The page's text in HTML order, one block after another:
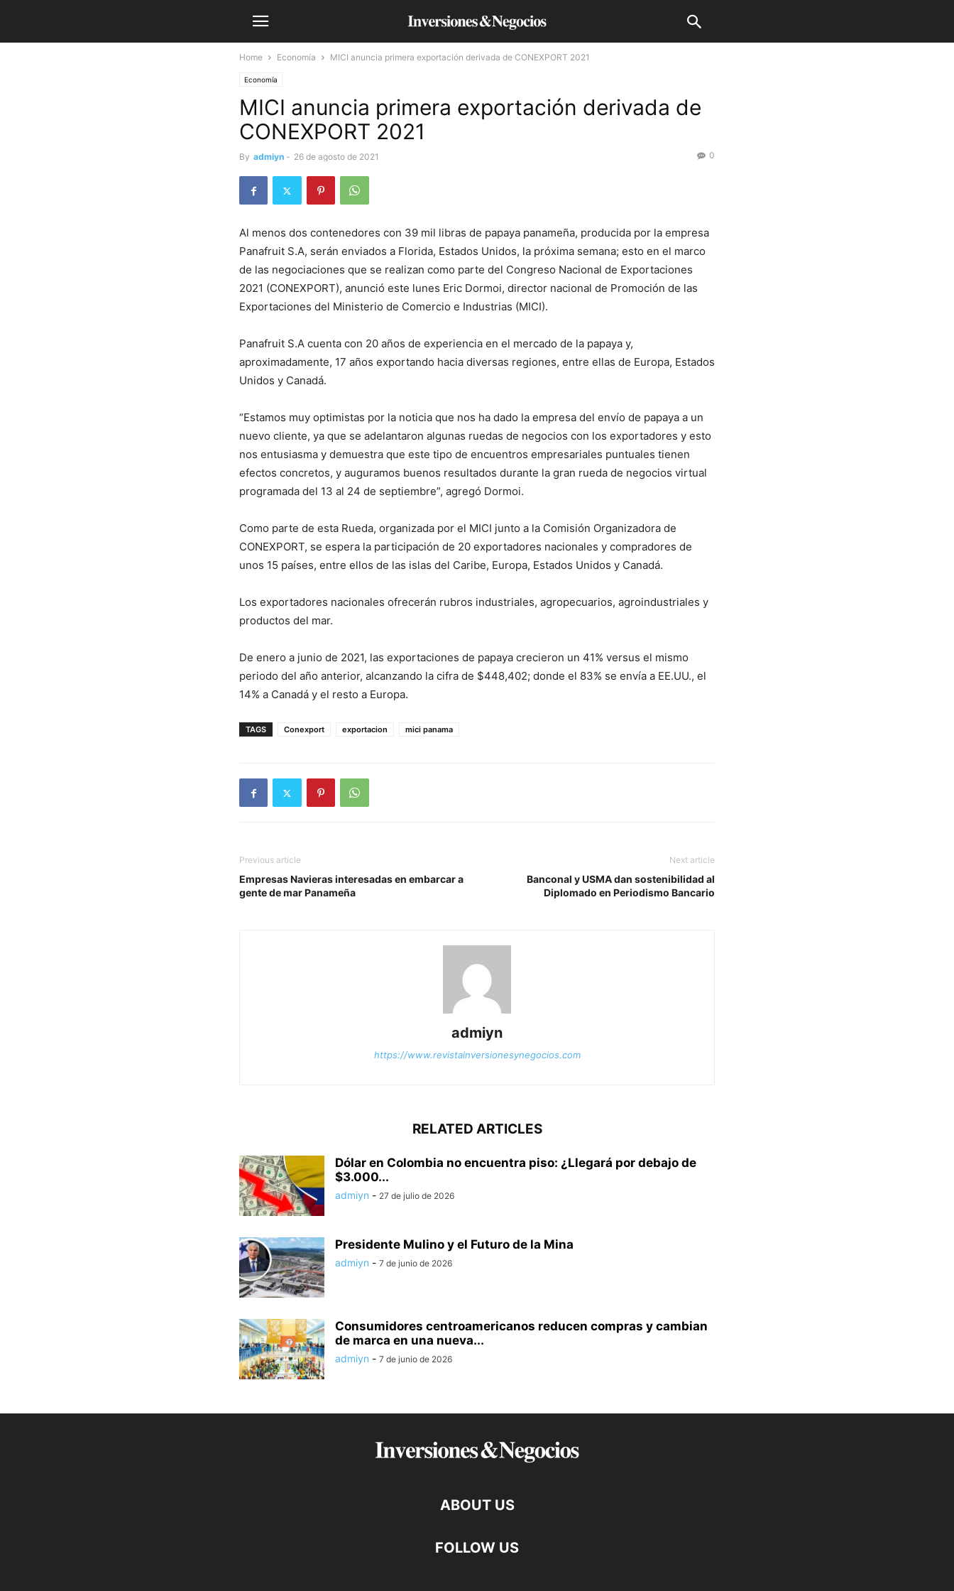
Home Economía MICI anuncia primera exportación derivada de CONEXPORT 2021
Economía
MICI anuncia primera exportación derivada de
CONEXPORT 2021
By admiyn - 26 de agosto de 2021 0
Al menos dos contenedores con 39 mil libras de papaya panameña, producida por la empresa
Panafruit S.A, serán enviados a Florida, Estados Unidos, la próxima semana; esto en el marco
de las negociaciones que se realizan como parte del Congreso Nacional de Exportaciones
2021 (CONEXPORT), anunció este lunes Eric Dormoi, director nacional de Promoción de las
Exportaciones del Ministerio de Comercio e Industrias (MICI).
Panafruit S.A cuenta con 20 años de experiencia en el mercado de la papaya y,
aproximadamente, 17 años exportando hacia diversas regiones, entre ellas de Europa, Estados
Unidos y Canadá.
“Estamos muy optimistas por la noticia que nos ha dado la empresa del envío de papaya a un
nuevo cliente, ya que se adelantaron algunas ruedas de negocios con los exportadores y esto
nos entusiasma y demuestra que este tipo de encuentros empresariales puntuales tienen
efectos concretos, y auguramos buenos resultados durante la gran rueda de negocios virtual
programada del 13 al 24 de septiembre”, agregó Dormoi.
Como parte de esta Rueda, organizada por el MICI junto a la Comisión Organizadora de
CONEXPORT, se espera la participación de 20 exportadores nacionales y compradores de
unos 15 países, entre ellos de las islas del Caribe, Europa, Estados Unidos y Canadá.
Los exportadores nacionales ofrecerán rubros industriales, agropecuarios, agroindustriales y
productos del mar.
De enero a junio de 2021, las exportaciones de papaya crecieron un 41% versus el mismo
periodo del año anterior, alcanzando la cifra de $448,402; donde el 83% se envía a EE.UU., el
14% a Canadá y el resto a Europa.
TAGS Conexport exportacion mici panama
Previous article
Empresas Navieras interesadas en embarcar a
gente de mar Panameña
Next article
Banconal y USMA dan sostenibilidad al
Diplomado en Periodismo Bancario
admiyn
https://www.revistainversionesynegocios.com
RELATED ARTICLES
Dólar en Colombia no encuentra piso: ¿Llegará por debajo de
$3.000...
admiyn - 27 de julio de 2026
Presidente Mulino y el Futuro de la Mina
admiyn - 7 de junio de 2026
Consumidores centroamericanos reducen compras y cambian
de marca en una nueva...
admiyn - 7 de junio de 2026
ABOUT US
FOLLOW US